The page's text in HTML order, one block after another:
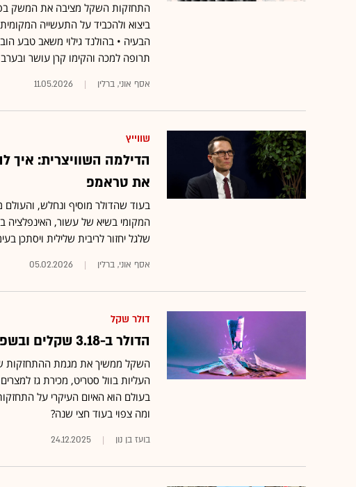
התחזקות השקל מציבה את המשק
ביצוא ולהכביד על התעשייה
הבעיה • בהולנד גילוי משאב טבע
תרופה למכה והקימו קרן עושר
אסף אוני, ברלין 11.05.2026
שווייץ
הדילמה השוויצרית: איך
את טראמפ
בעוד שהדולר מוסיף ונחלש,
המקומי בשיא של עשור, האינפלציה
שלגל יחזור לריבית שלילית ויסתכן
אסף אוני, ברלין 05.02.2026
דולר שקל
הדולר ב-3.18 שקלים ובשפל של קרוב ל-4 שנים. אלו הסיבות
השקל ממשיך את מגמת ההתחזקות
העליות בוול סטריט, מכירת גז
ומה צפוי בעוד חצי שנה?
בועז בן נון 24.12.2025